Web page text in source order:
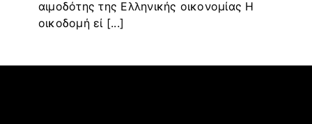
αιμοδότης της Ελληνικής οικονομίας Η
οικοδομή εί [...]